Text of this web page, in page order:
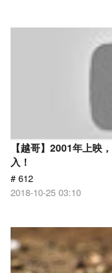
【越哥】2001年上映
入！
# 612
2018-10-25 03:10